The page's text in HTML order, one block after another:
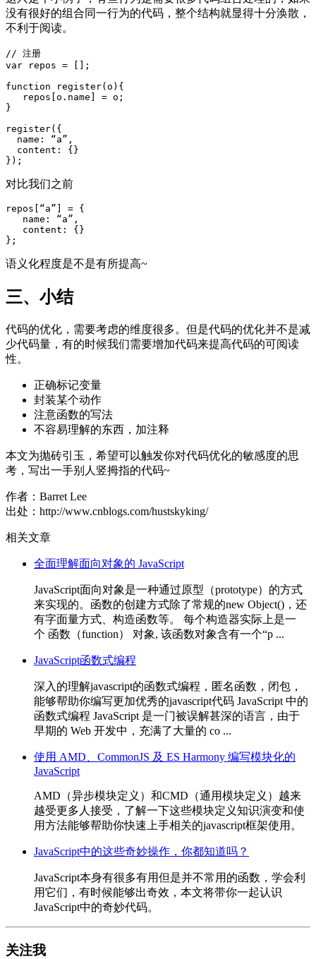
没有很好的组合同一行为的代码，整个结构就显得十分涣散，
不利于阅读。
// 注册
var repos = [];
function register(o){
   repos[o.name] = o;
}
register({
  name: “a”,
  content: {}
对比我们之前
repos[“a”] = {
   name: “a”,
   content: {}
语义化程度是不是有所提高~
三、小结
代码的优化，需要考虑的维度很多。但是代码的优化并不是减
少代码量，有的时候我们需要增加代码来提高代码的可阅读
性。
正确标记变量
封装某个动作
注意函数的写法
不容易理解的东西，加注释
本文为抛砖引玉，希望可以触发你对代码优化的敏感度的思
考，写出一手别人竖拇指的代码~
作者：Barret Lee
出处：http://www.cnblogs.com/hustskyking/
相关文章
全面理解面向对象的 JavaScript
JavaScript面向对象是一种通过原型（prototype）的方式
来实现的。函数的创建方式除了常规的new Object()，还
有字面量方式、构造函数等。 每个构造器实际上是一
个 函数（function） 对象, 该函数对象含有一个“p ...
JavaScript函数式编程
深入的理解javascript的函数式编程，匿名函数，闭包，
能够帮助你编写更加优秀的javascript代码 JavaScript 中的
函数式编程 JavaScript 是一门被误解甚深的语言，由于
早期的 Web 开发中，充满了大量的 co ...
使用 AMD、CommonJS 及 ES Harmony 编写模块化的
JavaScript
AMD（异步模块定义）和CMD（通用模块定义）越来
越受更多人接受，了解一下这些模块定义知识演变和使
用方法能够帮助你快速上手相关的javascript框架使用。
JavaScript中的这些奇妙操作，你都知道吗？
JavaScript本身有很多有用但是并不常用的函数，学会利
用它们，有时候能够出奇效，本文将带你一起认识
JavaScript中的奇妙代码。
关注我